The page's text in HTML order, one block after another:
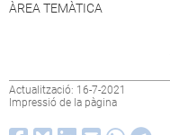
ÀREA TEMÀTICA
Actualització: 16-7-2021
Impressió de la pàgina